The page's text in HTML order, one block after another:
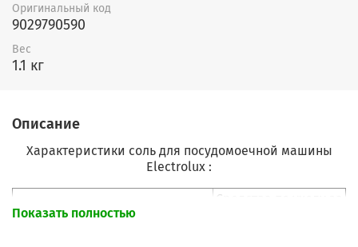
Оригинальный код
9029790590
Вес
1.1 кг
Описание
Характеристики соль для посудомоечной машины
Electrolux :
Категория чистящего средства:
Средства по уходу за
Показать полностью